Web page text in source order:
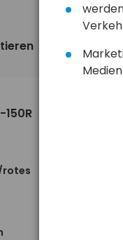
rotes
Medien